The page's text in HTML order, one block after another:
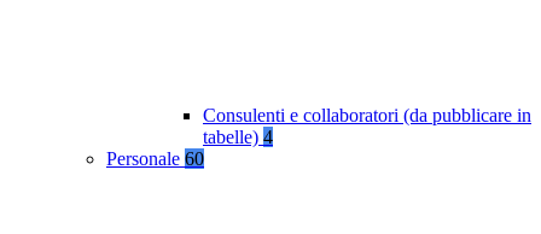
Consulenti e collaboratori (da pubblicare in
tabelle) 4
Personale 60